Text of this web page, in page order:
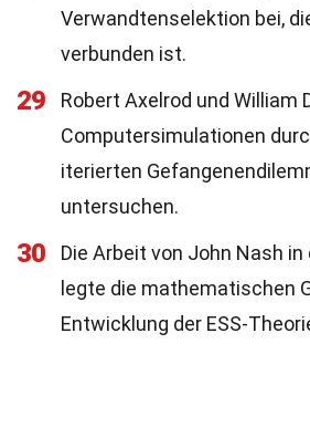
Verwandtenselektion bei,
verbunden ist.
29
Robert Axelrod und William
Computersimulationen
iterierten
untersuchen.
30
Die Arbeit von John Nash
legte die mathematischen
Entwicklung der ESS-